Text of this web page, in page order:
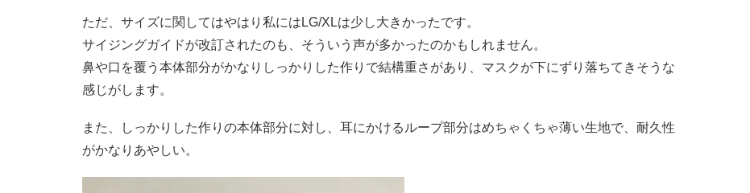
ただ、サイズに関してはやはり私にはLG/XLは少し大きかったです。
サイジングガイドが改訂されたのも、そういう声が多かったのかもしれません。
鼻や口を覆う本体部分がかなりしっかりした作りで結構重さがあり、マスクが下にずり落ちてきそうな
感じがします。
また、しっかりした作りの本体部分に対し、耳にかけるループ部分はめちゃくちゃ薄い生地で、耐久性
がかなりあやしい。